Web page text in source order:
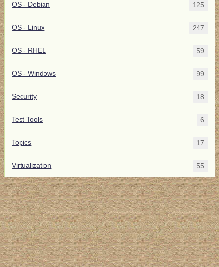
OS - Debian 125
OS - Linux 247
OS - RHEL 59
OS - Windows 99
Security 18
Test Tools 6
Topics 17
Virtualization 55